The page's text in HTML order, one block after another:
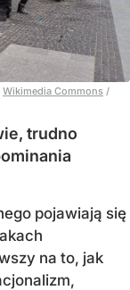
Wikimedia Commons /
trudno
pojawiają się
na to, jak